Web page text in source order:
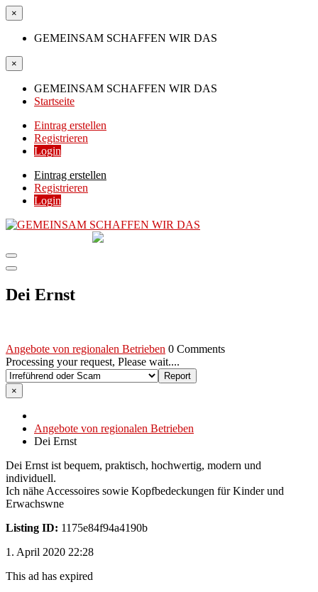
×
GEMEINSAM SCHAFFEN WIR DAS
×
GEMEINSAM SCHAFFEN WIR DAS
Startseite
Eintrag erstellen
Registrieren
Login
Eintrag erstellen
Registrieren
Login
Dei Ernst
Angebote von regionalen Betrieben 0 Comments
Processing your request, Please wait....
×
Angebote von regionalen Betrieben
Dei Ernst
Dei Ernst ist bequem, praktisch, hochwertig, modern und
individuell.
Ich nähe Accessoires sowie Kopfbedeckungen für Kinder und
Erwachswne
Listing ID: 1175e84f94a4190b
1. April 2020 22:28
This ad has expired